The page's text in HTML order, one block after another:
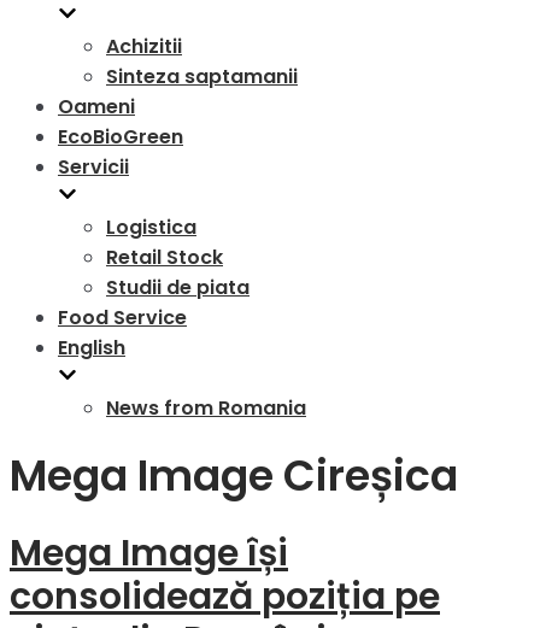
Achizitii
Sinteza saptamanii
Oameni
EcoBioGreen
Servicii
Logistica
Retail Stock
Studii de piata
Food Service
English
News from Romania
Mega Image Cireșica
Mega Image își
consolidează poziția pe